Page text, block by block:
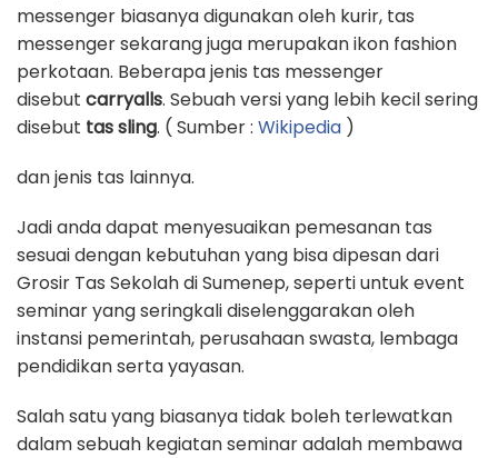
messenger biasanya digunakan oleh kurir, tas
messenger sekarang juga merupakan ikon fashion
perkotaan. Beberapa jenis tas messenger
disebut carryalls. Sebuah versi yang lebih kecil sering
disebut tas sling. ( Sumber : Wikipedia )
dan jenis tas lainnya.
Jadi anda dapat menyesuaikan pemesanan tas
sesuai dengan kebutuhan yang bisa dipesan dari
Grosir Tas Sekolah di Sumenep, seperti untuk event
seminar yang seringkali diselenggarakan oleh
instansi pemerintah, perusahaan swasta, lembaga
pendidikan serta yayasan.
Salah satu yang biasanya tidak boleh terlewatkan
dalam sebuah kegiatan seminar adalah membawa